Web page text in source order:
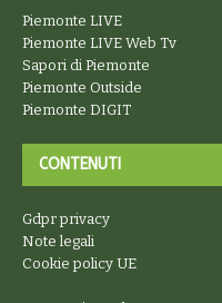
Piemonte LIVE
Piemonte LIVE Web Tv
Sapori di Piemonte
Piemonte Outside
Piemonte DIGIT
CONTENUTI
Gdpr privacy
Note legali
Cookie policy UE